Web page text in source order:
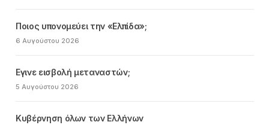
Ποιος υπονομεύει την «Ελπίδα»;
6 Αυγούστου 2026
Εγινε εισβολή μεταναστών;
5 Αυγούστου 2026
Κυβέρνηση όλων των Ελλήνων